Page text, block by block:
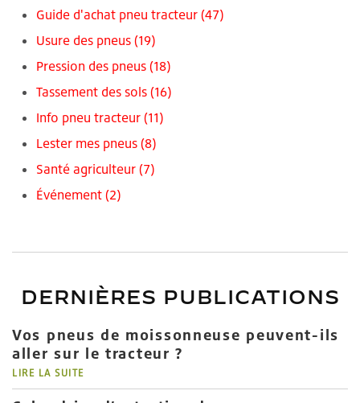
Guide d'achat pneu tracteur (47)
Usure des pneus (19)
Pression des pneus (18)
Tassement des sols (16)
Info pneu tracteur (11)
Lester mes pneus (8)
Santé agriculteur (7)
Événement (2)
DERNIÈRES PUBLICATIONS
Vos pneus de moissonneuse peuvent-ils
aller sur le tracteur ?
LIRE LA SUITE